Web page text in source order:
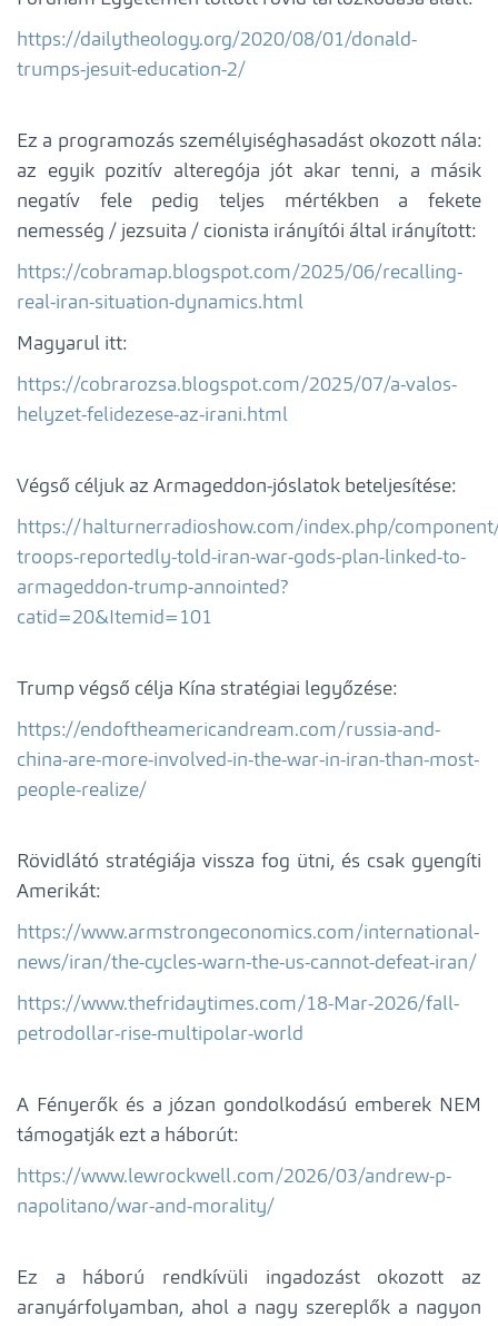
https://dailytheology.org/2020/08/01/donald-
trumps-jesuit-education-2/
Ez a programozás személyiséghasadást okozott nála:
az egyik pozitív alteregója jót akar tenni, a másik
negatív fele pedig teljes mértékben a fekete
nemesség / jezsuita / cionista irányítói által irányított:
https://cobramap.blogspot.com/2025/06/recalling-
real-iran-situation-dynamics.html
Magyarul itt:
https://cobrarozsa.blogspot.com/2025/07/a-valos-
helyzet-felidezese-az-irani.html
Végső céljuk az Armageddon-jóslatok beteljesítése:
https://halturnerradioshow.com/index.php/
troops-reportedly-told-iran-war-gods-plan-linked-to-
armageddon-trump-annointed?
catid=20&Itemid=101
Trump végső célja Kína stratégiai legyőzése:
https://endoftheamericandream.com/russia-and-
china-are-more-involved-in-the-war-in-iran-than-most-
people-realize/
Rövidlátó stratégiája vissza fog ütni, és csak gyengíti
Amerikát:
https://www.armstrongeconomics.com/international-
news/iran/the-cycles-warn-the-us-cannot-defeat-iran/
https://www.thefridaytimes.com/18-Mar-2026/fall-
petrodollar-rise-multipolar-world
A Fényerők és a józan gondolkodású emberek NEM
támogatják ezt a háborút:
https://www.lewrockwell.com/2026/03/andrew-p-
napolitano/war-and-morality/
Ez a háború rendkívüli ingadozást okozott az
aranyárfolyamban, ahol a nagy szereplők a nagyon